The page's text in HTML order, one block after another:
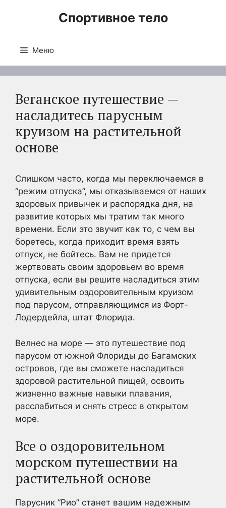
Спортивное тело
Меню
Веганское путешествие —
насладитесь парусным
круизом на растительной
основе
Слишком часто, когда мы переключаемся в
“режим отпуска”, мы отказываемся от наших
здоровых привычек и распорядка дня, на
развитие которых мы тратим так много
времени. Если это звучит как то, с чем вы
боретесь, когда приходит время взять
отпуск, не бойтесь. Вам не придется
жертвовать своим здоровьем во время
отпуска, если вы решите насладиться этим
удивительным оздоровительным круизом
под парусом, отправляющимся из Форт-
Лодердейла, штат Флорида.
Велнес на море — это путешествие под
парусом от южной Флориды до Багамских
островов, где вы сможете насладиться
здоровой растительной пищей, освоить
жизненно важные навыки плавания,
расслабиться и снять стресс в открытом
море.
Все о оздоровительном
морском путешествии на
растительной основе
Парусник “Рио” станет вашим надежным